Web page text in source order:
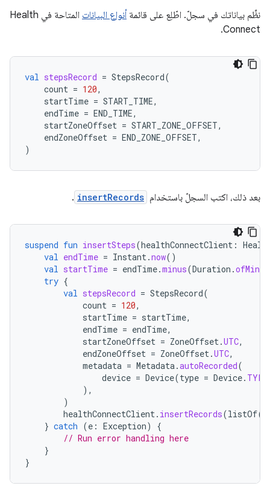
نظِّم بياناتك في سجلّ. اطّلِع على قائمة أنواع البيانات
المتاحة في Health
Connect.
val stepsRecord = StepsRecord(
count = 120,
startTime = START_TIME,
endTime = END_TIME,
startZoneOffset = START_ZONE_OFFSET,
endZoneOffset = END_ZONE_OFFSET,
)
بعد ذلك، اكتب السجلّ باستخدام insertRecords
.
suspend fun insertSteps(healthConnectClient :
val endTime = Instant.now()
val startTime = endTime.minus(Duration .
try {
val stepsRecord = StepsRecord(
count = 120,
startTime = startTime,
endTime = endTime,
startZoneOffset = ZoneOffset.UTC,
endZoneOffset = ZoneOffset.UTC,
metadata = Metadata.autoRecorded(
device = Device(type = Device.
),
)
healthConnectClient. insertRecords(listOf(
} catch (e : Exception)
{
// Run error handling here
}
}